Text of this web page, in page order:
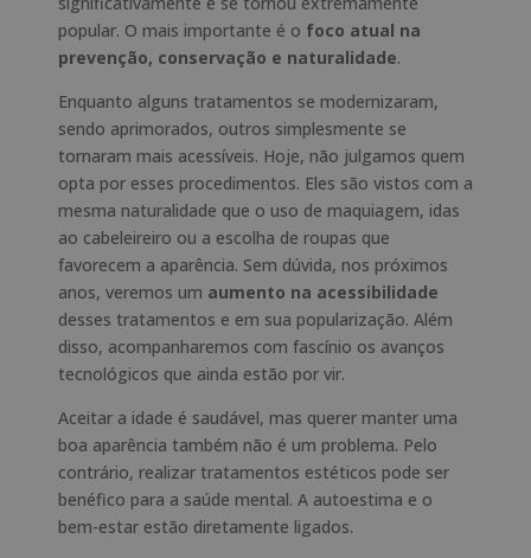
popular. O mais importante é o foco atual na
prevenção, conservação e naturalidade.
Enquanto alguns tratamentos se modernizaram,
sendo aprimorados, outros simplesmente se
tornaram mais acessíveis. Hoje, não julgamos quem
opta por esses procedimentos. Eles são vistos com a
mesma naturalidade que o uso de maquiagem, idas
ao cabeleireiro ou a escolha de roupas que
favorecem a aparência. Sem dúvida, nos próximos
anos, veremos um aumento na acessibilidade
desses tratamentos e em sua popularização. Além
disso, acompanharemos com fascínio os avanços
tecnológicos que ainda estão por vir.
Aceitar a idade é saudável, mas querer manter uma
boa aparência também não é um problema. Pelo
contrário, realizar tratamentos estéticos pode ser
benéfico para a saúde mental. A autoestima e o
bem-estar estão diretamente ligados.